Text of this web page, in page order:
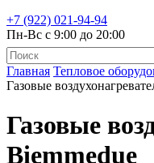
+7 (922) 021-94-94
Пн-Вс с 9:00 до 20:00
Главная Тепловое
Газовые
Газовые
Biemmedue